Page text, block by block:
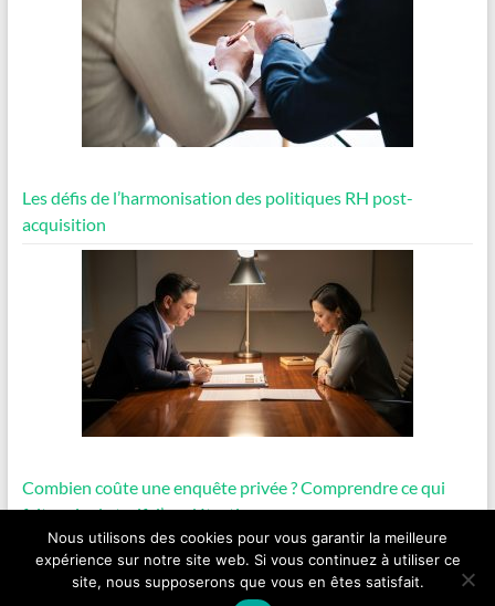
Les défis de l’harmonisation des politiques RH post-
acquisition
Combien coûte une enquête privée ? Comprendre ce qui
fait varier le tarif d’un détective
Nous utilisons des cookies pour vous garantir la meilleure
expérience sur notre site web. Si vous continuez à utiliser ce
site, nous supposerons que vous en êtes satisfait.